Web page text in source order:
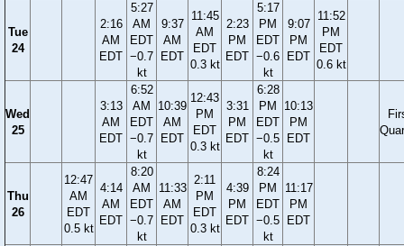
Tue
24
2:16
AM
EDT
5:27
AM
EDT
−0.7
kt
9:37
AM
EDT
11:45
AM
EDT
0.3 kt
2:23
PM
EDT
5:17
PM
EDT
−0.6
kt
9:07
PM
EDT
11:52
PM
EDT
0.6 kt
Wed
25
3:13
AM
EDT
6:52
AM
EDT
−0.7
kt
10:39
AM
EDT
12:43
PM
EDT
0.3 kt
3:31
PM
EDT
6:28
PM
EDT
−0.5
kt
10:13
PM
EDT
Thu
26
12:47
AM
EDT
0.5 kt
4:14
AM
EDT
8:20
AM
EDT
−0.7
kt
11:33
AM
EDT
2:11
PM
EDT
0.3 kt
4:39
PM
EDT
8:24
PM
EDT
−0.5
kt
11:17
PM
EDT